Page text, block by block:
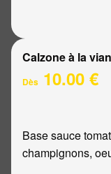
Calzone à la
Dès 10.00 €
Base sauce
champignons,